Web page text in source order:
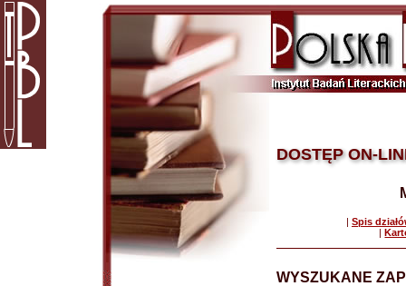
DOSTĘP ON-
| Spis
|
WYSZUKANE